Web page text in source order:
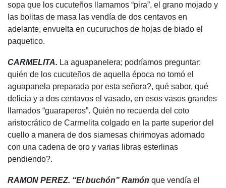
sopa que los cucuteños llamamos “pira”, el grano mojado y
las bolitas de masa las vendía de dos centavos en
adelante, envuelta en cucuruchos de hojas de biado el
paquetico.
CARMELITA. La aguapanelera; podríamos preguntar:
quién de los cucuteños de aquella época no tomó el
aguapanela preparada por esta señora?, qué sabor, qué
delicia y a dos centavos el vasado, en esos vasos grandes
llamados “guaraperos”. Quién no recuerda del coto
aristocrático de Carmelita colgado en la parte superior del
cuello a manera de dos siamesas chirimoyas adornado
con una cadena de oro y varias libras esterlinas
pendiendo?.
RAMON PEREZ. “El buchón” Ramón que vendía el